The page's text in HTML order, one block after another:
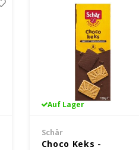
Auf Lager
Schär
Choco Keks -